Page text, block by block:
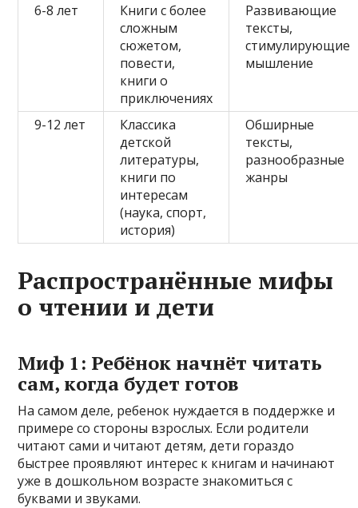
6-8 лет
Книги с более
сложным
сюжетом,
повести,
книги о
приключениях
Развивающие
тексты,
стимулирующие
мышление
9-12 лет
Классика
детской
литературы,
книги по
интересам
(наука, спорт,
история)
Обширные
тексты,
разнообразные
жанры
Распространённые мифы
о чтении и дети
Миф 1: Ребёнок начнёт читать
сам, когда будет готов
На самом деле, ребенок нуждается в поддержке и
примере со стороны взрослых. Если родители
читают сами и читают детям, дети гораздо
быстрее проявляют интерес к книгам и начинают
уже в дошкольном возрасте знакомиться с
буквами и звуками.